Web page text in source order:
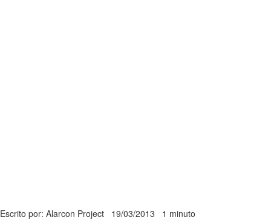
Escrito por: Alarcon Project 19/03/2013 1 minuto